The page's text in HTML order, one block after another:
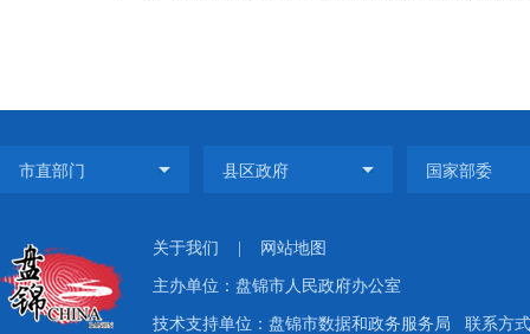
关于我们 网站地图
主办单位：盘锦市人民政府办公室
技术支持单位：盘锦市数据和政务服务局 联系方